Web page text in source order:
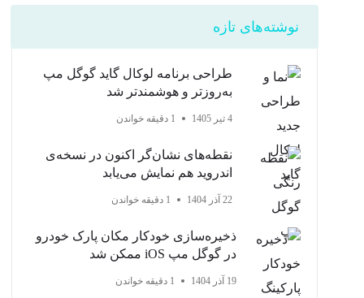
نوشته‌های تازه
طراحی برنامه لوکال گاید گوگل مپ
به‌روزتر و هوشمندتر شد
4 تیر 1405 1 دقیقه خواندن
نقطه‌های نشان‌گر اکنون در نسخه‌ی
اندروید هم نمایش می‌یابد
22 آذر 1404 1 دقیقه خواندن
ذخیره‌سازی خودکار مکان پارک خودرو
در گوگل مپ iOS ممکن شد
19 آذر 1404 1 دقیقه خواندن